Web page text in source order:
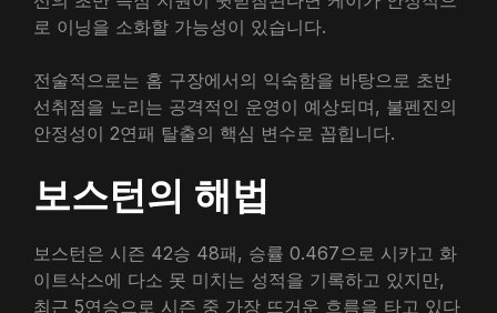
로 이닝을 소화할 가능성이 있습니다.
전술적으로는 홈 구장에서의 익숙함을 바탕으로 초반
선취점을 노리는 공격적인 운영이 예상되며, 불펜진의
안정성이 2연패 탈출의 핵심 변수로 꼽힙니다.
보스턴의 해법
보스턴은 시즌 42승 48패, 승률 0.467으로 시카고 화
이트삭스에 다소 못 미치는 성적을 기록하고 있지만,
최근 5연승으로 시즌 중 가장 뜨거운 흐름을 타고 있다